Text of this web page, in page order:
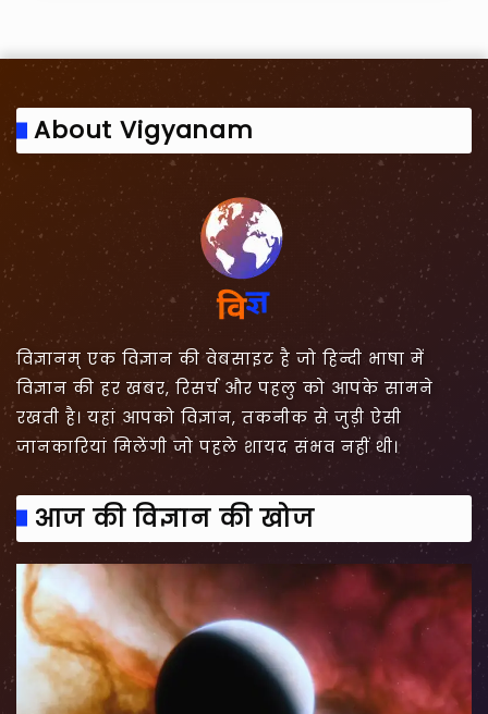
About Vigyanam
विज्ञानम् एक विज्ञान की वेबसाइट है जो हिन्दी भाषा में
विज्ञान की हर खबर, रिसर्च और पहलु को आपके सामने
रखती है। यहां आपको विज्ञान, तकनीक से जुड़ी ऐसी
जानकारियां मिलेंगी जो पहले शायद संभव नहीं थी।
आज की विज्ञान की खोज